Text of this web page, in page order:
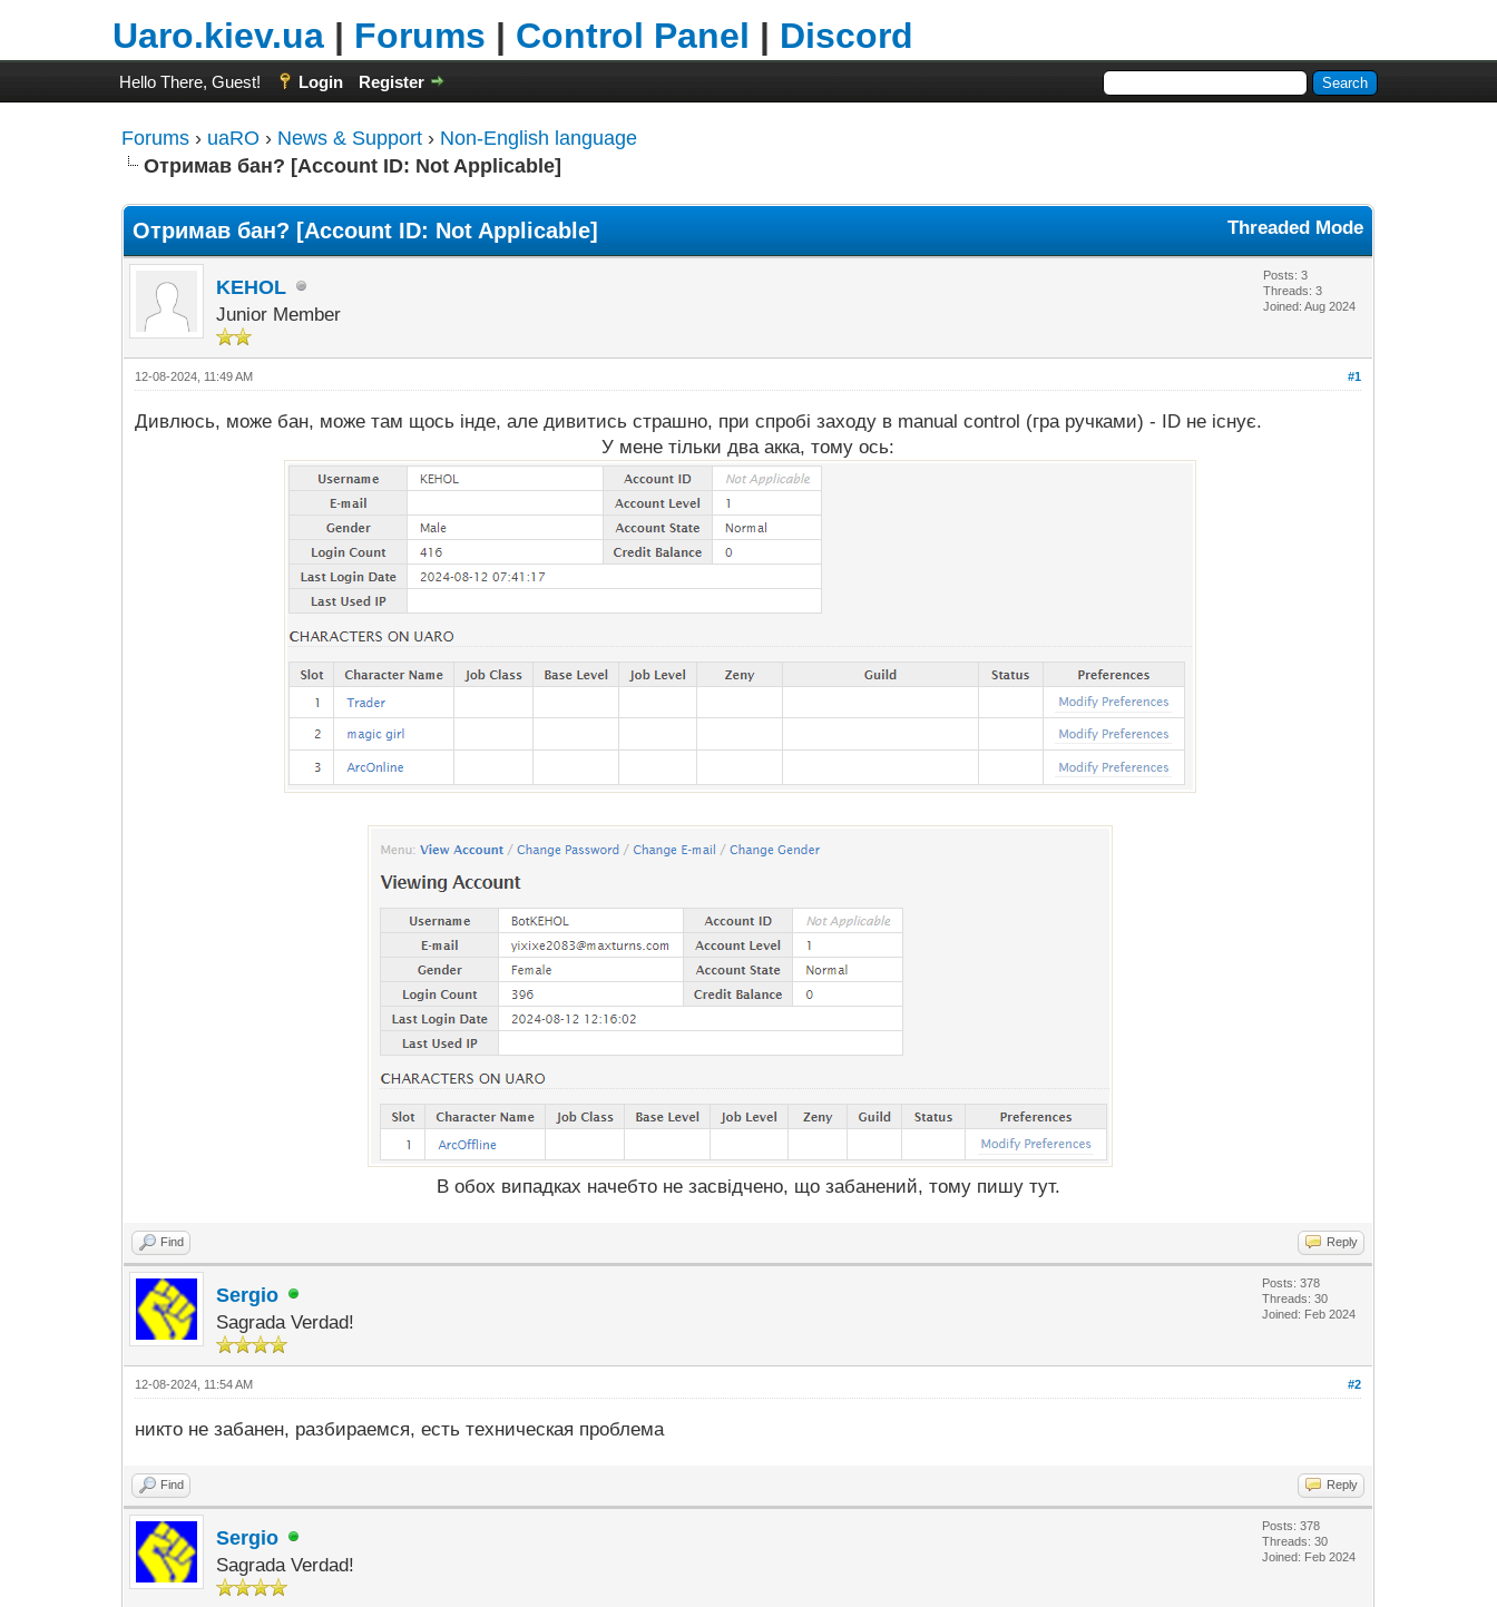
Uaro.kiev.ua| Forums | Control Panel | Discord
Hello There, Guest! Login Register
Forums › uaRO › News & Support › Non-English language
Отримав бан? [Account ID: Not Applicable]
Threaded Mode
Отримав бан? [Account ID: Not Applicable]
KEHOL
Junior Member
Posts: 3
Threads: 3
Joined: Aug 2024
#1
12-08-2024, 11:49 AM
Дивлюсь, може бан, може там щось інде, але дивитись страшно, при спробі заходу в manual control (гра ручками) - ID не існує.
У мене тільки два акка, тому ось:
В обох випадках начебто не засвідчено, що забанений, тому пишу тут.
Find Reply
Sergio
Sagrada Verdad!
Posts: 378
Threads: 30
Joined: Feb 2024
#2
12-08-2024, 11:54 AM
никто не забанен, разбираемся, есть техническая проблема
Find Reply
Sergio
Sagrada Verdad!
Posts: 378
Threads: 30
Joined: Feb 2024